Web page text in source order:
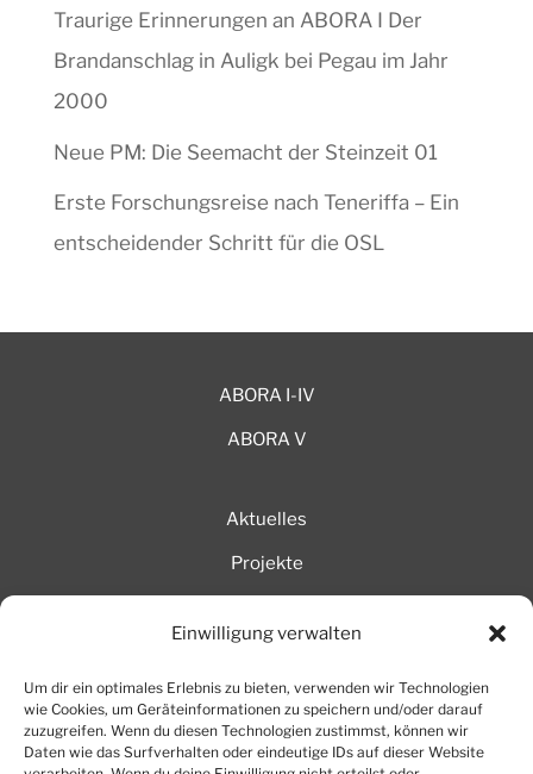
Einwilligung verwalten
Um dir ein optimales Erlebnis zu bieten, verwenden wir Technologien
wie Cookies, um Geräteinformationen zu speichern und/oder darauf
zuzugreifen. Wenn du diesen Technologien zustimmst, können wir
Daten wie das Surfverhalten oder eindeutige IDs auf dieser Website
Traurige Erinnerungen an ABORA I Der
Brandanschlag in Auligk bei Pegau im Jahr
2000
Neue PM: Die Seemacht der Steinzeit 01
Erste Forschungsreise nach Teneriffa – Ein
entscheidender Schritt für die OSL
ABORA I-IV
ABORA V
Aktuelles
Projekte
Mitglieder intern
Impressum